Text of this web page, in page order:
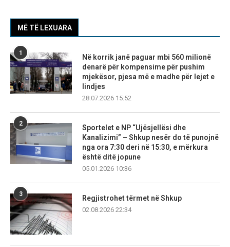
MË TË LEXUARA
1
Në korrik janë paguar mbi 560 milionë
denarë për kompensime për pushim
mjekësor, pjesa më e madhe për lejet e
lindjes
28.07.2026 15:52
2
Sportelet e NP “Ujësjellësi dhe
Kanalizimi” – Shkup nesër do të punojnë
nga ora 7:30 deri në 15:30, e mërkura
është ditë jopune
05.01.2026 10:36
3
Regjistrohet tërmet në Shkup
02.08.2026 22:34